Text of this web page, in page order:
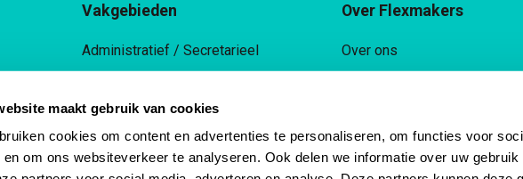
maakt gebruik van cookies
cookies om content en advertenties te personaliseren, om functies voor
en om ons websiteverkeer te analyseren. Ook delen we informatie over uw
Vakgebieden
Administratief / Secretarieel
Techniek
Industrie / Productie
Over Flexmakers
Over ons
Contact